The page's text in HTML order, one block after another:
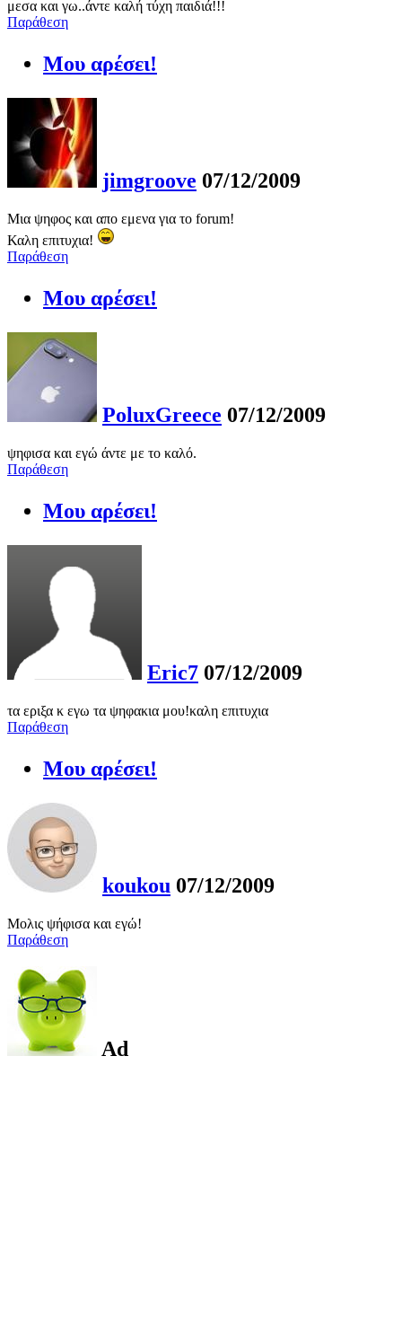
μεσα και γω..άντε καλή τύχη παιδιά!!!
Παράθεση
Μου αρέσει!
jimgroove 07/12/2009
Μια ψηφος και απο εμενα για το forum!
Καλη επιτυχια!
Παράθεση
Μου αρέσει!
PoluxGreece 07/12/2009
ψηφισα και εγώ άντε με το καλό.
Παράθεση
Μου αρέσει!
Eric7 07/12/2009
τα εριξα κ εγω τα ψηφακια μου!καλη επιτυχια
Παράθεση
Μου αρέσει!
koukou 07/12/2009
Μολις ψήφισα και εγώ!
Παράθεση
Ad